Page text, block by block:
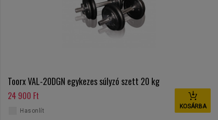
Toorx VAL-20DGN egykezes súlyzó szett 20 kg
24 900 Ft
KOSÁRBA
Hasonlít